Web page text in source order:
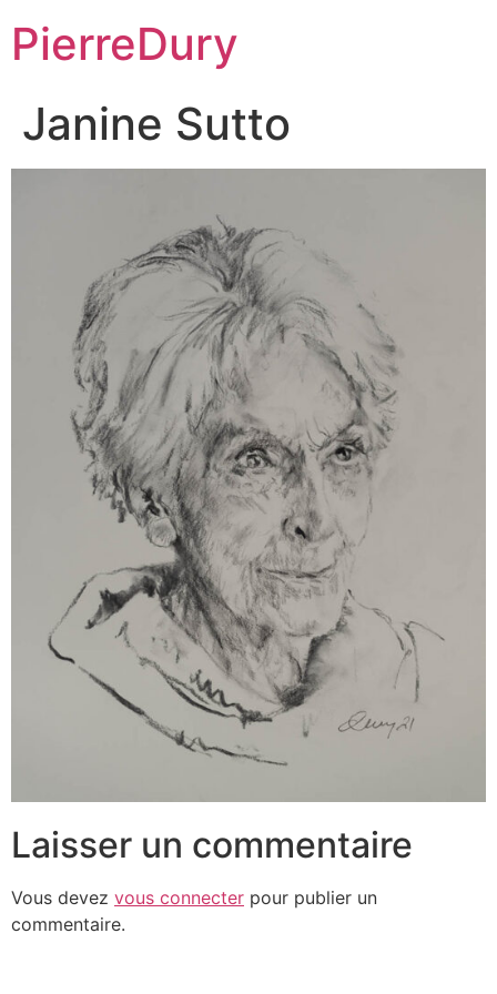
contenu
PierreDury
Janine Sutto
Laisser un commentaire
Vous devez vous connecter pour publier un
commentaire.